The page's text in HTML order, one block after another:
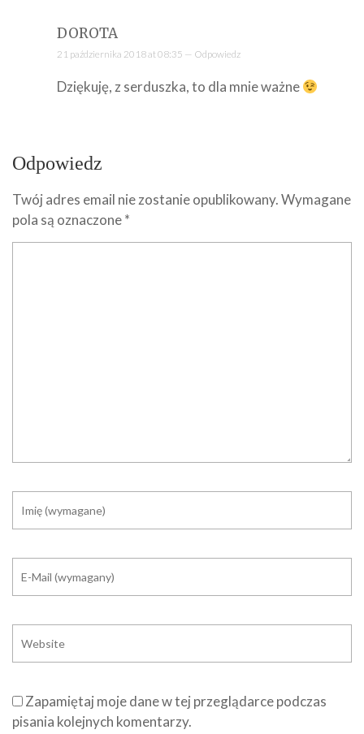
DOROTA
21 października 2018 at 08:35 — Odpowiedz
Dziękuję, z serduszka, to dla mnie ważne
Odpowiedz
Twój adres email nie zostanie opublikowany.Wymagane
pola są oznaczone*
Zapamiętaj moje dane w tej przeglądarce podczas
pisania kolejnych komentarzy.